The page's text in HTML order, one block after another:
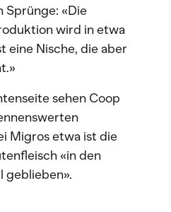
Sprünge: «Die
wird in etwa
eine Nische, die aber
sehen Coop
Migros etwa ist die
«in den
geblieben».